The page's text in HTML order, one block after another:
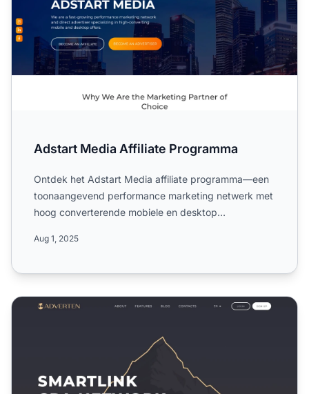
Adstart Media Affiliate Programma
Ontdek het Adstart Media affiliate programma—een
toonaangevend performance marketing netwerk met
hoog converterende mobiele en desktop
Aug 1, 2025
Adverten Affiliate Programma